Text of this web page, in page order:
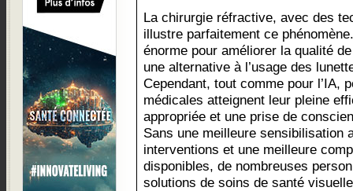
La chirurgie réfractive, avec des
illustre parfaitement ce
énorme pour améliorer la qualité
une alternative à l’usage des
Cependant, tout comme pour l’IA,
médicales atteignent leur pleine
appropriée et une prise de
Sans une meilleure sensibilisation
interventions et une meilleure
disponibles, de nombreuses
solutions de soins de santé